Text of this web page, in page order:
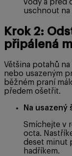
vody a před
uschnout na
Krok 2:
připálená
Většina potahů
nebo usazeným
běžném praní
předem ošetřit.
Na usazený
Smíchejte v
octa.
deset minut
hadříkem.